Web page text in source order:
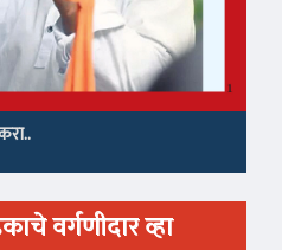
वर्गणीदार व्हा